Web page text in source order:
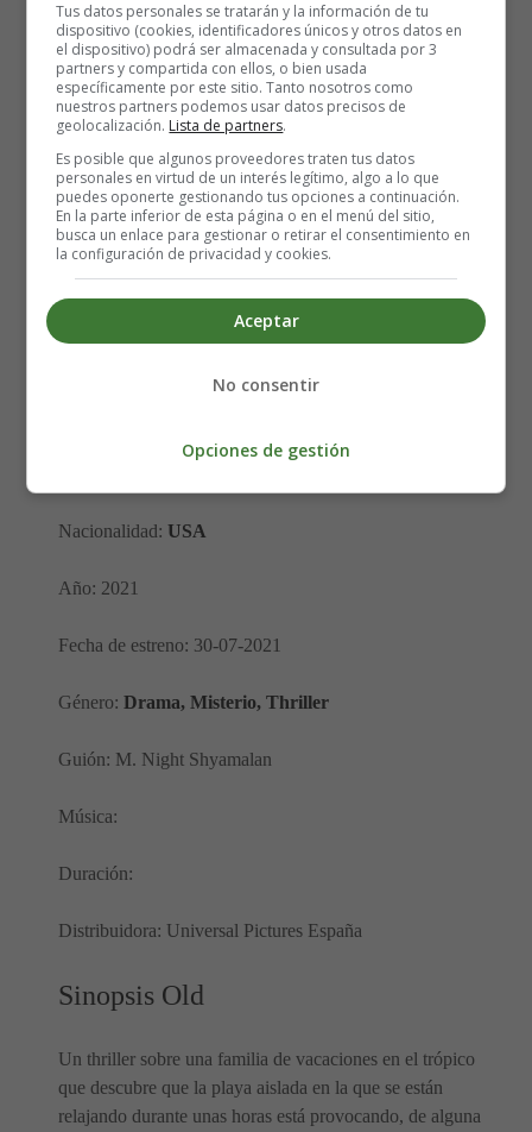
Título original: Old
Dirección: M. Night Shyamalan
Actores: Eliza Scanlen, Thomasin McKenzie, Rufus
Abbey Lee, Nikki Amuka-Bird, Ken Leung, Aaron
Nacionalidad: USA
Año: 2021
Fecha de estreno: 30-07-2021
Género: Drama, Misterio, Thriller
Guión: M. Night Shyamalan
Música:
Duración:
Distribuidora: Universal Pictures España
Sinopsis Old
Un thriller sobre una familia de vacaciones en el trópico
que descubre que la playa aislada en la que se están
relajando durante unas horas está provocando, de alguna
Tus datos personales se tratarán y la información de tu
dispositivo (cookies, identificadores únicos y otros datos en
el dispositivo) podrá ser almacenada y consultada por 3
partners y compartida con ellos, o bien usada
específicamente por este sitio. Tanto nosotros como
nuestros partners podemos usar datos precisos de
geolocalización. Lista de partners.
Es posible que algunos proveedores traten tus datos
personales en virtud de un interés legítimo, algo a lo que
puedes oponerte gestionando tus opciones a continuación.
En la parte inferior de esta página o en el menú del sitio,
busca un enlace para gestionar o retirar el consentimiento en
la configuración de privacidad y cookies.
Aceptar
No consentir
Opciones de gestión